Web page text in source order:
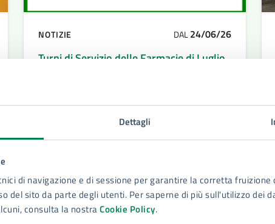
Dettagli
di navigazione e di sessione per garantire la corretta
del sito da parte degli utenti. Per saperne di più sull'utilizzo dei
consulta la nostraCookie Policy.
NOTIZIE DAL24/06/26
Turni di Servizio delle Farmacie di Luglio
Turni di Servizio delle Farmacie di Luglio
LEGGI DI PIÙ